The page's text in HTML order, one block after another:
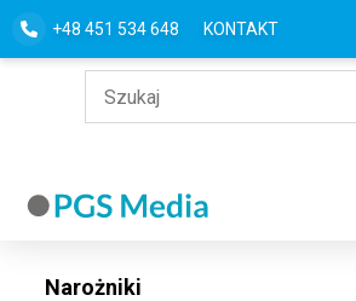
+48 451 534 648 KONTAKT
Filtru według
Narożniki